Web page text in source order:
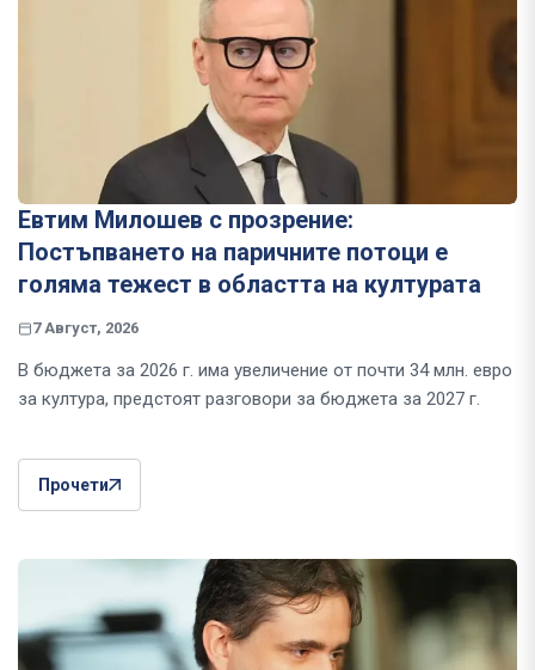
Евтим Милошев с прозрение:
Постъпването на паричните потоци е
голяма тежест в областта на културата
7 Август, 2026
В бюджета за 2026 г. има увеличение от почти 34 млн. евро
за култура, предстоят разговори за бюджета за 2027 г.
Прочети